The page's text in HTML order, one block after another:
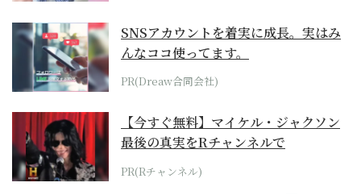
SNSアカウントを着実に成長。実はみ
んなココ使ってます。
PR(Dreaw合同会社)
【今すぐ無料】マイケル・ジャクソン
最後の真実をRチャンネルで
PR(Rチャンネル)